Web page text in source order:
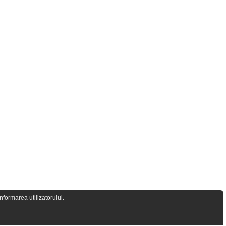
utilizatorului.